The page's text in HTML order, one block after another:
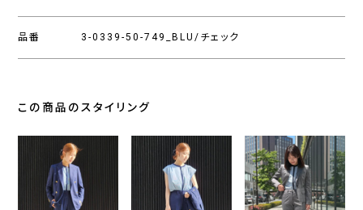
品番 3-0339-50-749_BLU/チェック
この商品のスタイリング